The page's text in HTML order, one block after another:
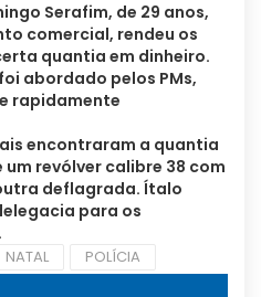
Serafim, de 29 anos,
comercial, rendeu os
quantia em dinheiro.
abordado pelos PMs,
rapidamente
encontraram a quantia
revólver calibre 38 com
deflagrada. Ítalo
para os
NATAL POLÍCIA